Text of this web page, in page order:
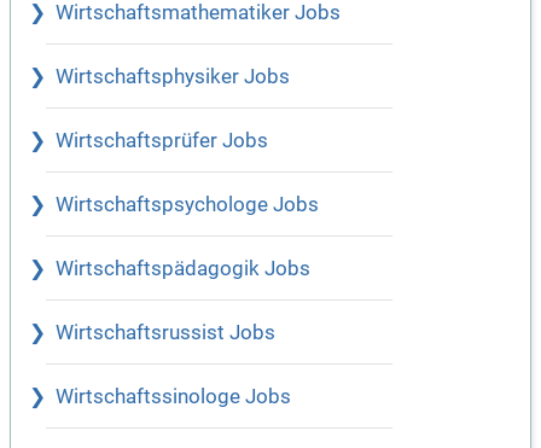
Wirtschaftsmathematiker Jobs
Wirtschaftsphysiker Jobs
Wirtschaftsprüfer Jobs
Wirtschaftspsychologe Jobs
Wirtschaftspädagogik Jobs
Wirtschaftsrussist Jobs
Wirtschaftssinologe Jobs